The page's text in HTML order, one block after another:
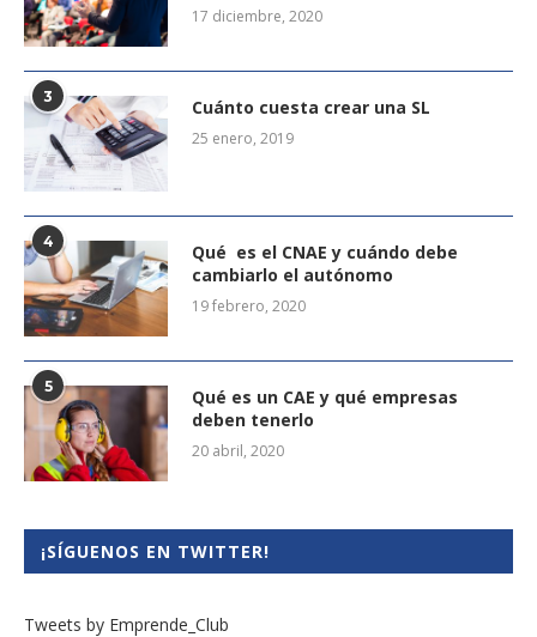
17 diciembre, 2020
3 Cuánto cuesta crear una SL
25 enero, 2019
4
Qué es el CNAE y cuándo debe
cambiarlo el autónomo
19 febrero, 2020
5
Qué es un CAE y qué empresas
deben tenerlo
20 abril, 2020
¡SÍGUENOS EN TWITTER!
Tweets by Emprende_Club